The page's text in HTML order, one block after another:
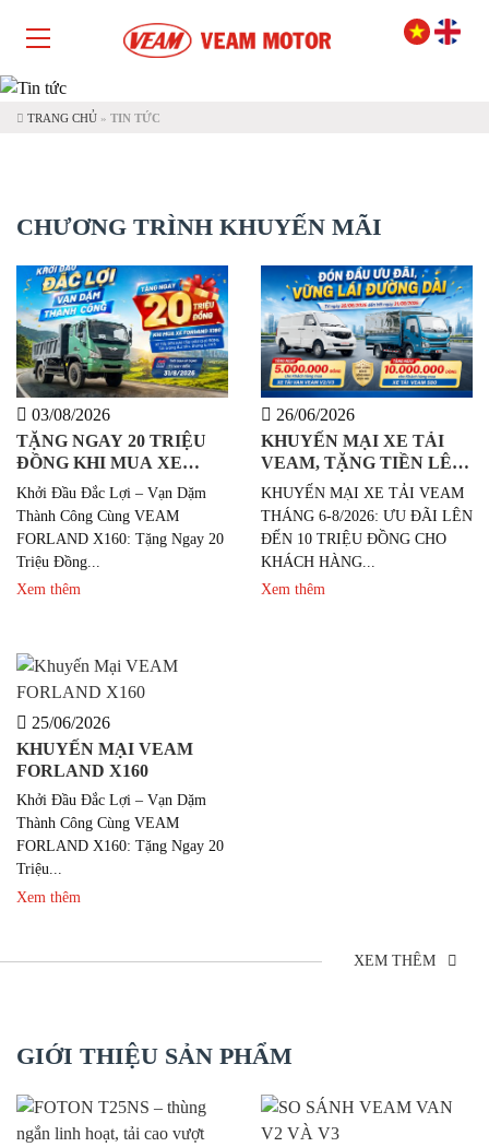
TRANG CHỦ » TIN TỨC
CHƯƠNG TRÌNH KHUYẾN MÃI
03/08/2026
TẶNG NGAY 20 TRIỆU
ĐỒNG KHI MUA XE
FORLAND X160
Khởi Đầu Đắc Lợi – Vạn Dặm
Thành Công Cùng VEAM
FORLAND X160: Tặng Ngay 20
Triệu Đồng...
Xem thêm
26/06/2026
KHUYẾN MẠI XE TẢI
VEAM, TẶNG TIỀN LÊN
ĐẾN 10 TRIỆU ĐỒNG
KHUYẾN MẠI XE TẢI VEAM
THÁNG 6-8/2026: ƯU ĐÃI LÊN
ĐẾN 10 TRIỆU ĐỒNG CHO
KHÁCH HÀNG...
Xem thêm
25/06/2026
KHUYẾN MẠI VEAM
FORLAND X160
Khởi Đầu Đắc Lợi – Vạn Dặm
Thành Công Cùng VEAM
FORLAND X160: Tặng Ngay 20
Triệu...
Xem thêm
XEM THÊM
GIỚI THIỆU SẢN PHẨM